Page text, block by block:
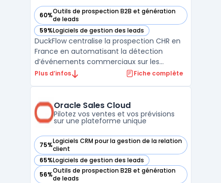
60%Outils de prospection B2B et génération
de leads
— voir DuckFlow dans cette catégorie
59%Logiciels de gestion des leads
— voir DuckFlow dans cette catégorie
DuckFlow centralise la prospection CHR en
France en automatisant la détection
d’événements commerciaux sur les
marchés des cafés, hôtels et restaurants.
faciliter l’identification rapide de nouveaux
projets, ouvertures ...
Plus d’infos Fiche complète
Oracle Sales Cloud
Pilotez vos ventes et vos prévisions
sur une plateforme unique
75%Logiciels CRM pour la gestion de la relation
client
— voir Oracle Sales Cloud dans cette catégorie
65%Logiciels de gestion des leads
— voir Oracle Sales Cloud dans cette catégorie
56%Outils de prospection B2B et génération
de leads
— voir Oracle Sales Cloud dans cette catégorie